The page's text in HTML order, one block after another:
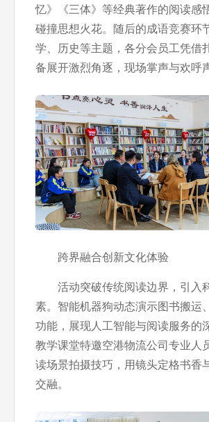
忆》《三体》等经典著作的阅读感
碰撞思想火花。随后的成语竞赛环
学、历史等主题，各分会员工凭借
备展开激烈角逐，现场掌声与欢呼
跨界融合创新文化体验
活动突破传统阅读边界，引入
素。智能机器狗动态演示图书搬运
功能，展现人工智能与阅读服务的
教学课堂特邀空港物流公司专业人
读场景拍摄技巧，用镜头定格书香
交融。